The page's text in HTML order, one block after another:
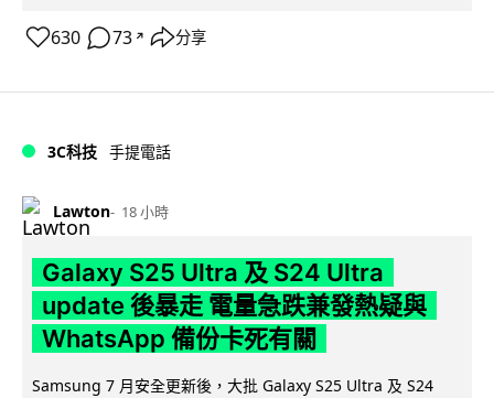
630 73 ↗ 分享
3C科技 手提電話
Lawton 18 小時
Galaxy S25 Ultra 及 S24 Ultra
update 後暴走 電量急跌兼發熱疑與
WhatsApp 備份卡死有關
Samsung 7 月安全更新後，大批 Galaxy S25 Ultra 及 S24